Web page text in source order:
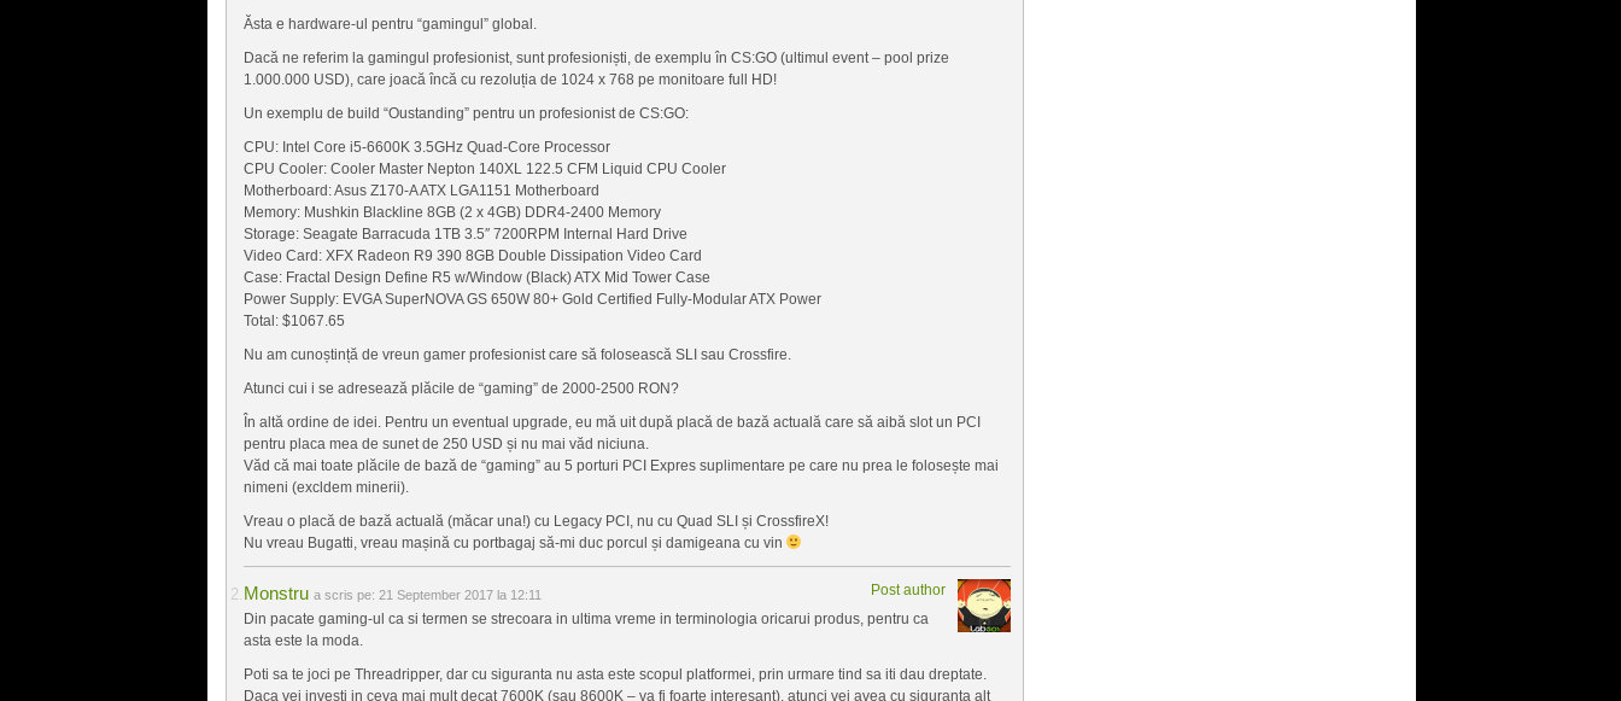
Ăsta e hardware-ul pentru “gamingul” global.
Dacă ne referim la gamingul profesionist, sunt profesioniști, de exemplu în CS:GO (ultimul event – pool prize
1.000.000 USD), care joacă încă cu rezoluția de 1024 x 768 pe monitoare full HD!
Un exemplu de build “Oustanding” pentru un profesionist de CS:GO:
CPU: Intel Core i5-6600K 3.5GHz Quad-Core Processor
CPU Cooler: Cooler Master Nepton 140XL 122.5 CFM Liquid CPU Cooler
Motherboard: Asus Z170-A ATX LGA1151 Motherboard
Memory: Mushkin Blackline 8GB (2 x 4GB) DDR4-2400 Memory
Storage: Seagate Barracuda 1TB 3.5″ 7200RPM Internal Hard Drive
Video Card: XFX Radeon R9 390 8GB Double Dissipation Video Card
Case: Fractal Design Define R5 w/Window (Black) ATX Mid Tower Case
Power Supply: EVGA SuperNOVA GS 650W 80+ Gold Certified Fully-Modular ATX Power
Total: $1067.65
Nu am cunoștință de vreun gamer profesionist care să folosească SLI sau Crossfire.
Atunci cui i se adresează plăcile de “gaming” de 2000-2500 RON?
În altă ordine de idei. Pentru un eventual upgrade, eu mă uit după placă de bază actuală care să aibă slot un PCI
pentru placa mea de sunet de 250 USD și nu mai văd niciuna.
Văd că mai toate plăcile de bază de “gaming” au 5 porturi PCI Expres suplimentare pe care nu prea le folosește mai
nimeni (excldem minerii).
Vreau o placă de bază actuală (măcar una!) cu Legacy PCI, nu cu Quad SLI și CrossfireX!
Nu vreau Bugatti, vreau mașină cu portbagaj să-mi duc porcul și damigeana cu vin
Monstru Post author
a scris pe: 21 September 2017 la 12:11
Din pacate gaming-ul ca si termen se strecoara in ultima vreme in terminologia oricarui produs, pentru ca
asta este la moda.
Poti sa te joci pe Threadripper, dar cu siguranta nu asta este scopul platformei, prin urmare tind sa iti dau dreptate.
Daca vei investi in ceva mai mult decat 7600K (sau 8600K – va fi foarte interesant), atunci vei avea cu siguranta alt